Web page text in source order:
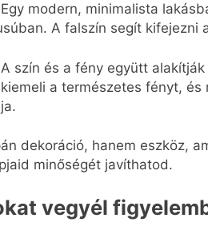
Egy modern, minimalista
A falszín segít kifejezni
A szín és a fény együtt
a természetes fényt,
dekoráció, hanem eszköz,
minőségét javíthatod.
vegyél